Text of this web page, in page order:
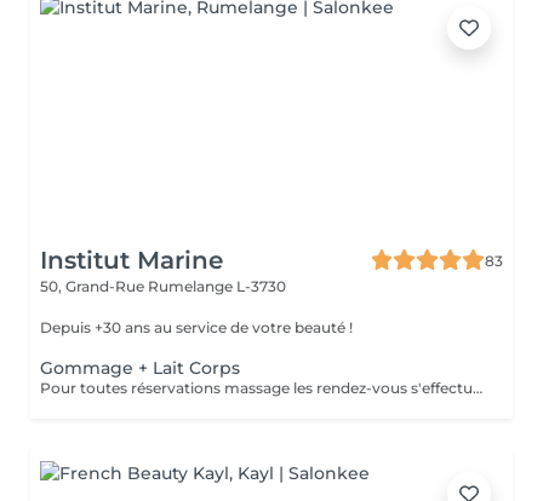
Institut Marine
83
50, Grand-Rue Rumelange L-3730
Depuis +30 ans au service de votre beauté !
Gommage + Lait Corps
Pour toutes réservations massage les rendez-vous s'effectue par téléphone au 56 51 19 .